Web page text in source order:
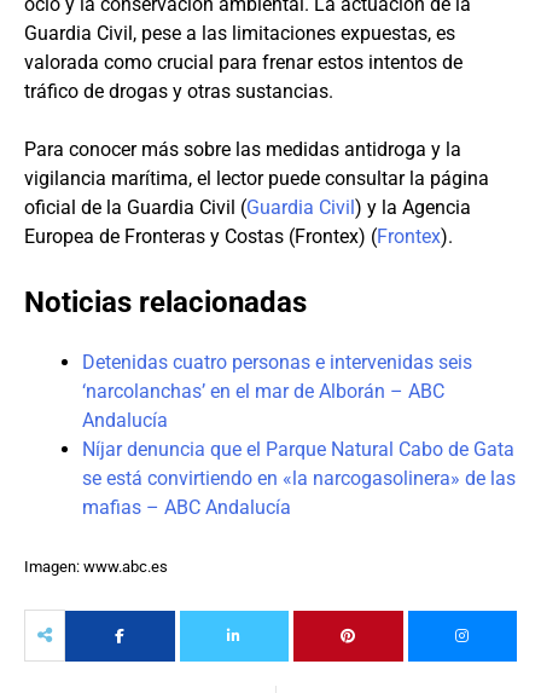
Guardia Civil, pese a las limitaciones expuestas, es
valorada como crucial para frenar estos intentos de
tráfico de drogas y otras sustancias.
Para conocer más sobre las medidas antidroga y la
vigilancia marítima, el lector puede consultar la página
oficial de la Guardia Civil (Guardia Civil ) y la Agencia
Europea de Fronteras y Costas (Frontex) (Frontex).
Noticias relacionadas
Detenidas cuatro personas e intervenidas seis
‘narcolanchas’ en el mar de Alborán – ABC
Andalucía
Níjar denuncia que el Parque Natural Cabo de Gata
se está convirtiendo en «la narcogasolinera» de las
mafias – ABC Andalucía
Imagen: www.abc.es